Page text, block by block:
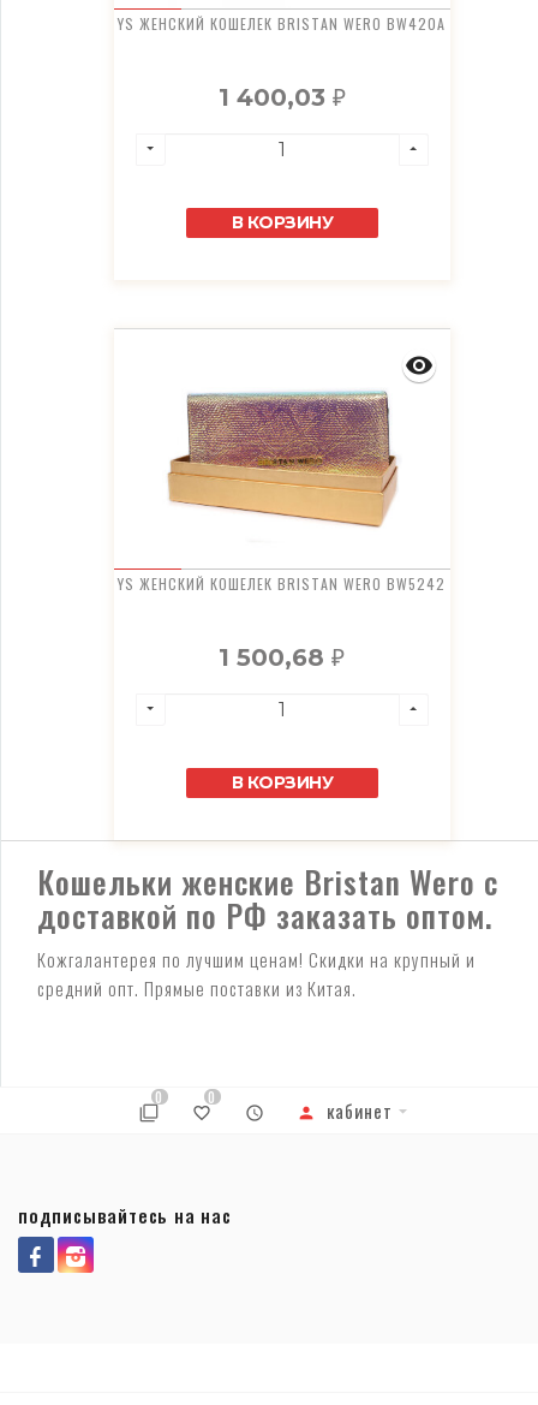
YS ЖЕНСКИЙ КОШЕЛЕК BRISTAN WERO BW420A
1 400,03 ₽
В КОРЗИНУ
YS ЖЕНСКИЙ КОШЕЛЕК BRISTAN WERO BW5242
1 500,68₽
В КОРЗИНУ
Кошельки женские Bristan Wero с
доставкой по РФ заказать оптом.
Кожгалантерея по лучшим ценам! Скидки на крупный и
средний опт. Прямые поставки из Китая.
0 0 кабинет
подписывайтесь на нас